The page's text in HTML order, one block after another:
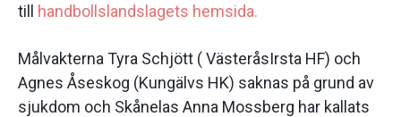
till handbollslandslagets hemsida.
Målvakterna Tyra Schjött ( VästeråsIrsta HF) och
Agnes Åseskog (Kungälvs HK) saknas på grund av
sjukdom och Skånelas Anna Mossberg har kallats